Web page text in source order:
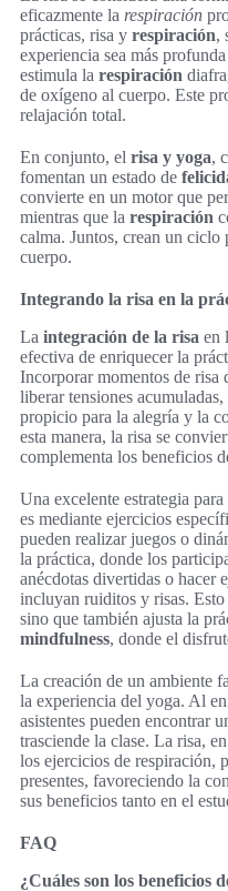
eficazmente la respiración
prácticas, risa y respiración,
experiencia sea más
estimula la respiración
de oxígeno al cuerpo. Este
relajación total.
En conjunto, el risa y yoga,
fomentan un estado de
convierte en un motor que
mientras que la respiración
calma. Juntos, crean un
cuerpo.
Integrando la risa en la
La integración de la risa en
efectiva de enriquecer la
Incorporar momentos de risa
liberar tensiones
propicio para la alegría y la
esta manera, la risa se
complementa los beneficios
Una excelente estrategia para
es mediante ejercicios
pueden realizar juegos o
la práctica, donde los
anécdotas divertidas o hacer
incluyan ruiditos y risas.
sino que también ajusta la
mindfulness, donde el
La creación de un ambiente
la experiencia del yoga. Al
asistentes pueden encontrar
trasciende la clase. La risa,
los ejercicios de respiración,
presentes, favoreciendo la
sus beneficios tanto en el
FAQ
¿Cuáles son los beneficios